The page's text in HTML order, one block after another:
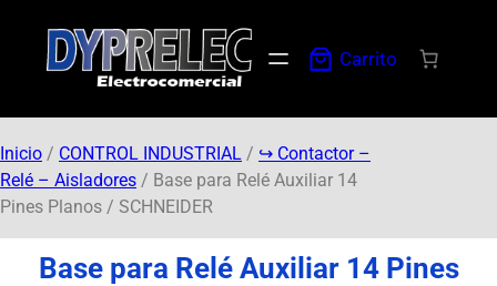
Carrito
Inicio / CONTROL INDUSTRIAL / ↪︎ Contactor –
Relé – Aisladores / Base para Relé Auxiliar 14
Pines Planos / SCHNEIDER
Base para Relé Auxiliar 14 Pines